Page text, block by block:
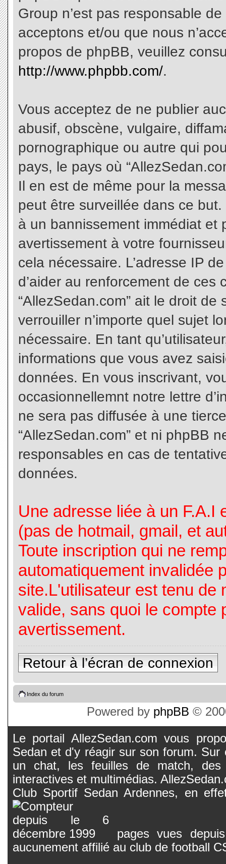
Group n’est pas responsable
acceptons et/ou que nous
propos de phpBB, veuillez
http://www.phpbb.com/.
Vous acceptez de ne publier
abusif, obscène, vulgaire,
pornographique ou autre qui
pays, le pays où
Il en est de même pour la
peut être surveillée dans ce
à un bannissement immédiat et
avertissement à votre
cela nécessaire. L’adresse IP
d’aider au renforcement de
“AllezSedan.com” ait le droit de
verrouiller n’importe quel sujet
nécessaire. En tant
informations que vous avez
données. En vous inscrivant,
occasionnellemnt notre lettre
ne sera pas diffusée à une
“AllezSedan.com” et ni phpBB
responsables en cas de
données.
Une adresse liée à un F.A.I
(pas de hotmail, gmail, et
Toute inscription qui ne
automatiquement invalidée
site.L'utilisateur est tenu de
valide, sans quoi le compte
avertissement.
Retour à l’écran de connexion
Index du forum
Powered by phpBB ©
Le portail AllezSedan.com vous
Sedan et d'y réagir sur son forum.
un chat, les feuilles de match, des
interactives et multimédias.
Club Sportif Sedan Ardennes, en
pages vues
aucunement affilié au club de football